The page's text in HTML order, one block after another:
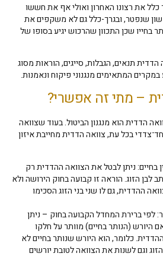
את רצונו האחרון ואולי אף את חששו
שנפטר, ובגרך-כלל גם לא משקפים את
בחייו שכן התכוון שהרכוש יגיע בסופו של
תנאים, הגבלות, סייגים, הוראות מסוג
המתאימים מנגנוני פיקוח ונאמנות.
– מתי זה אפשרי?
הדדית הוא מנגנון הביטול. בעוד שצוואה
בכל עת, צוואה הדדית מחייבת איזון
בחיים: ניתן לבטל את הצוואה ההדדית רק
לבן הזוג. הוראה זו קבועה בחוק הירושה ולא
ההדדית, גם לו שני בני הזוג הסכימו
לפי ברירת המחדל הקבועה בחוק – ניתן
(הנותר בחיים) מוותר על חלקו
כלומר, הוא היורש שנותר בחיים לא
וגם לשנות את הצוואה לטובת יורשים